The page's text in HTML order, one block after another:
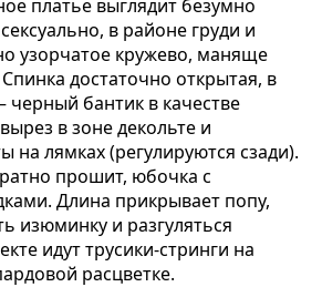
платье выглядит безумно
в районе груди и
узорчатое кружево, маняще
достаточно открытая, в
черный бантик в качестве
в зоне декольте и
на лямках (регулируются сзади).
прошит, юбочка с
Длина прикрывает попу,
изюминку и разгуляться
идут трусики-стринги на
расцветке.